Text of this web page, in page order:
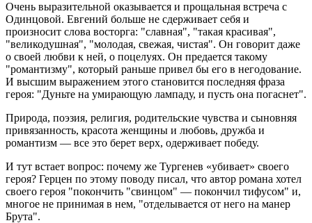
Очень выразительной оказывается и прощальная встреча с
Одинцовой. Евгений больше не сдерживает себя и
произносит слова восторга: "славная", "такая красивая",
"великодушная", "молодая, свежая, чистая". Он говорит даже
о своей любви к ней, о поцелуях. Он предается такому
"романтизму", который раньше привел бы его в негодование.
И высшим выражением этого становится последняя фраза
героя: "Дуньте на умирающую лампаду, и пусть она погаснет".
Природа, поэзия, религия, родительские чувства и сыновняя
привязанность, красота женщины и любовь, дружба и
романтизм — все это берет верх, одерживает победу.
И тут встает вопрос: почему же Тургенев «убивает» своего
героя? Герцен по этому поводу писал, что автор романа хотел
своего героя "покончить "свинцом" — покончил тифусом" и,
многое не принимая в нем, "отделывается от него на манер
Брута".